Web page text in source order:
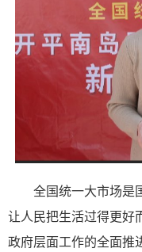
全国统一大市场是
让人民把生活过得更好
政府层面工作的全面推